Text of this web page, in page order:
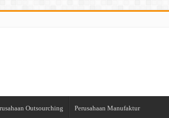
Outsourching Perusahaan Manufaktur